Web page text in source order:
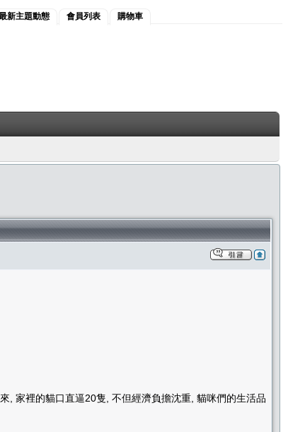
新主題動態 會員列表 購物車
, 家裡的貓口直逼20隻, 不但經濟負擔沈重, 貓咪們的生活品